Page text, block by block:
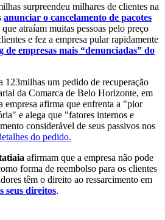
surpreendeu milhares de clientes na
anunciar o cancelamento de pacotes
que atraíam muitas pessoas pelo preço
e fez a empresa pular rapidamente
de empresas mais “denunciadas” do
123milhas um pedido de recuperação
da Comarca de Belo Horizonte, em
empresa afirma que enfrenta a "pior
e alega que "fatores internos e
considerável de seus passivos nos
do pedido.
afirmam que a empresa não pode
forma de reembolso para os clientes
têm o direito ao ressarcimento em
seus direitos.